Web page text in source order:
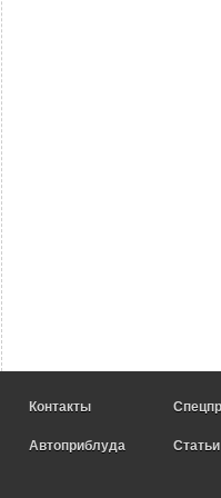
Контакты
Автоприблуда Статьи